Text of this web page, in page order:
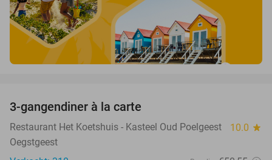
3-gangendiner à la carte
Restaurant Het Koetshuis - Kasteel Oud Poelgeest 10.0 star
Oegstgeest